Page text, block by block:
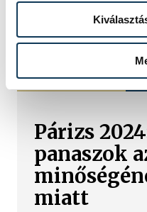
PÁRIZS 2024
Párizs
panaszok
miatt